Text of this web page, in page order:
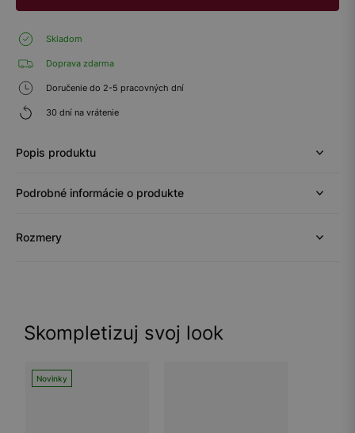
Skladom
Doprava zdarma
Doručenie do 2-5 pracovných dní
30 dní na vrátenie
Popis produktu
Podrobné informácie o produkte
Rozmery
Skompletizuj svoj look
Novinky